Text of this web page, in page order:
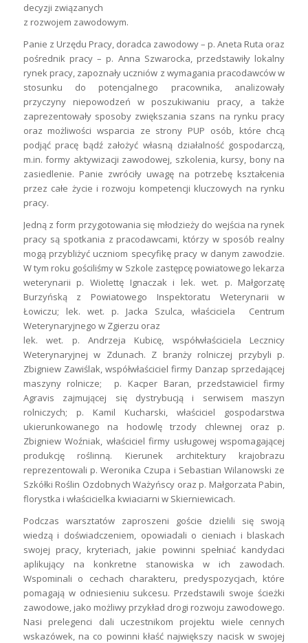
decyzji związanych
z rozwojem zawodowym.
Panie z Urzędu Pracy, doradca zawodowy – p. Aneta Ruta oraz
pośrednik pracy – p. Anna Szwarocka, przedstawiły lokalny
rynek pracy, zapoznały uczniów z wymagania pracodawców w
stosunku do potencjalnego pracownika, analizowały
przyczyny niepowodzeń w poszukiwaniu pracy, a także
zaprezentowały sposoby zwiększania szans na rynku pracy
oraz możliwości wsparcia ze strony PUP osób, które chcą
podjąć pracę bądź założyć własną działalność gospodarczą,
m.in. formy aktywizacji zawodowej, szkolenia, kursy, bony na
zasiedlenie. Panie zwróciły uwagę na potrzebę kształcenia
przez całe życie i rozwoju kompetencji kluczowych na rynku
pracy.
Jedną z form przygotowania się młodzieży do wejścia na rynek
pracy są spotkania z pracodawcami, którzy w sposób realny
mogą przybliżyć uczniom specyfikę pracy w danym zawodzie.
W tym roku gościliśmy w Szkole zastępcę powiatowego lekarza
weterynarii p. Wiolettę Ignaczak i lek. wet. p. Małgorzatę
Burzyńską z Powiatowego Inspektoratu Weterynarii w
Łowiczu; lek. wet. p. Jacka Szulca, właściciela Centrum
Weterynaryjnego w Zgierzu oraz
lek. wet. p. Andrzeja Kubicę, współwłaściciela Lecznicy
Weterynaryjnej w Zdunach. Z branży rolniczej przybyli p.
Zbigniew Zawiślak, współwłaściciel firmy Danzap sprzedającej
maszyny rolnicze; p. Kacper Baran, przedstawiciel firmy
Agravis zajmującej się dystrybucją i serwisem maszyn
rolniczych; p. Kamil Kucharski, właściciel gospodarstwa
ukierunkowanego na hodowlę trzody chlewnej oraz p.
Zbigniew Woźniak, właściciel firmy usługowej wspomagającej
produkcję roślinną. Kierunek architektury krajobrazu
reprezentowali p. Weronika Czupa i Sebastian Wilanowski ze
Szkółki Roślin Ozdobnych Ważyńscy oraz p. Małgorzata Pabin,
florystka i właścicielka kwiaciarni w Skierniewicach.
Podczas warsztatów zaproszeni goście dzielili się swoją
wiedzą i doświadczeniem, opowiadali o cieniach i blaskach
swojej pracy, kryteriach, jakie powinni spełniać kandydaci
aplikujący na konkretne stanowiska w ich zawodach.
Wspominali o cechach charakteru, predyspozycjach, które
pomagają w odniesieniu sukcesu. Przedstawili swoje ścieżki
zawodowe, jako możliwy przykład drogi rozwoju zawodowego.
Nasi prelegenci dali uczestnikom projektu wiele cennych
wskazówek, na co powinni kłaść największy nacisk w swojej